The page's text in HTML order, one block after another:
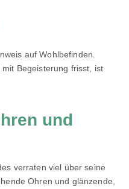
auf Wohlbefinden.
Begeisterung frisst, ist
und
verraten viel über seine
Ohren und glänzende,